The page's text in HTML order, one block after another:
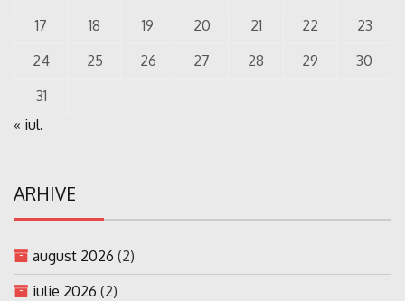
17
18 19 20 21 22
23
24
25 26 27 28 29
30
31
« iul.
ARHIVE
august 2026 (2)
iulie 2026 (2)